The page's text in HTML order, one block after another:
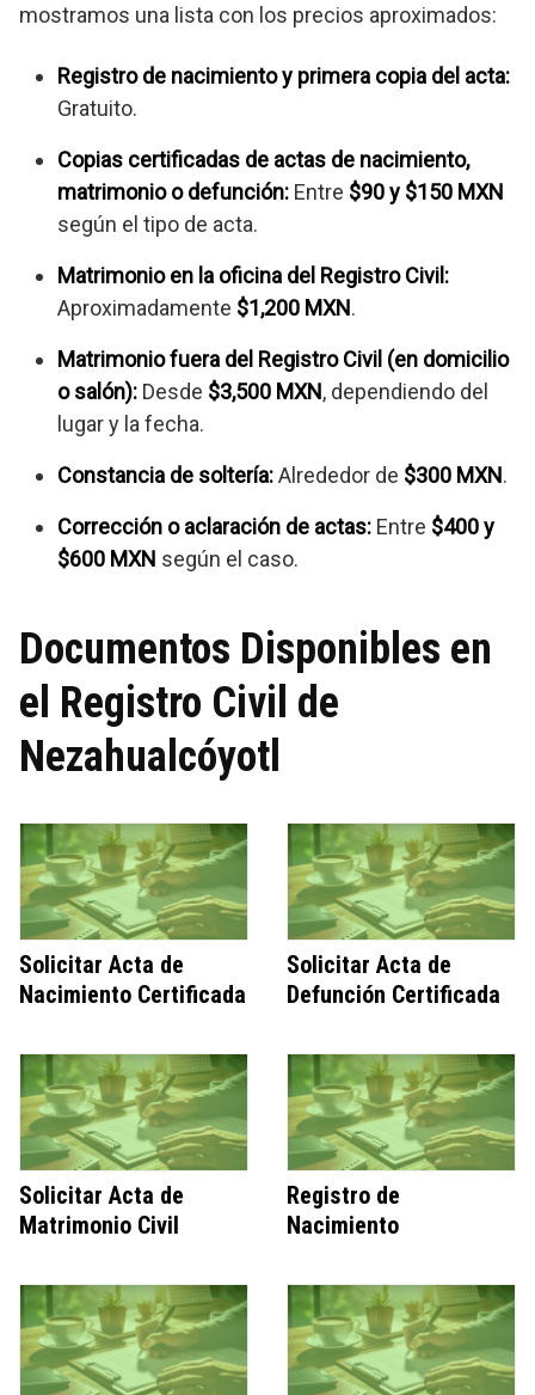
mostramos una lista con los precios aproximados:
Registro de nacimiento y primera copia del acta:
Gratuito.
Copias certificadas de actas de nacimiento,
matrimonio o defunción: Entre $90 y $150 MXN
según el tipo de acta.
Matrimonio en la oficina del Registro Civil:
Aproximadamente $1,200 MXN.
Matrimonio fuera del Registro Civil (en domicilio
o salón): Desde $3,500 MXN, dependiendo del
lugar y la fecha.
Constancia de soltería:Alrededor de $300 MXN.
Corrección o aclaración de actas: Entre $400 y
$600 MXN según el caso.
Documentos Disponibles en
el Registro Civil de
Nezahualcóyotl
Solicitar Acta de
Nacimiento Certificada
Solicitar Acta de
Defunción Certificada
Solicitar Acta de
Matrimonio Civil
Registro de
Nacimiento